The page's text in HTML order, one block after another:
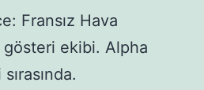
Fransız Hava
ekibi. Alpha